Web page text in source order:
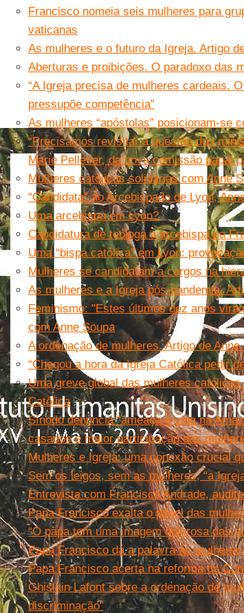
Francisco nomeia seis mulheres para
vaticanas
As mulheres e o futuro da Igreja. Artigo
Aberturas e proibições. O paradoxo das
“A Igreja precisa de mulheres cardeais.
pressupõe competência”
As mulheres “apóstolas” posicionam-se
“Precisamos revisitar a questão dos
Marie Pelletier, da nova comissão papal
Mulheres católicas solidárias com Anne
“Candidata” ao Arcebispado de Lyon,
Uma arcebispa em Lyon?
Candidatura de teóloga a arcebispa na
Uma “bispa católica” em Lyon:
Mulheres se candidatam a cargos na
As mulheres e a Igreja pós-pandemia.
Feminismo: "Estes últimos dez anos
com Anne Soupa
A ordenação de mulheres. Artigo de Anne
“Chegou a hora da Igreja Católica pedir
Uma greve global das mulheres
Católica
Sínodo denuncia “ameaça à vida na
casados e maior participação das
Mulheres e Igreja: uma conexão crucial
Sem os leigos, sem as mulheres, “a
Entrevista com Francisco Andrade,
Papa Francisco exalta o papel das
“O papa tem uma imagem dolorosa das
Papa Francisco dá a palavra às mulheres
Papa Francisco acerta na reforma da
Ghislain Lafont sobre a ordenação de
discriminação”